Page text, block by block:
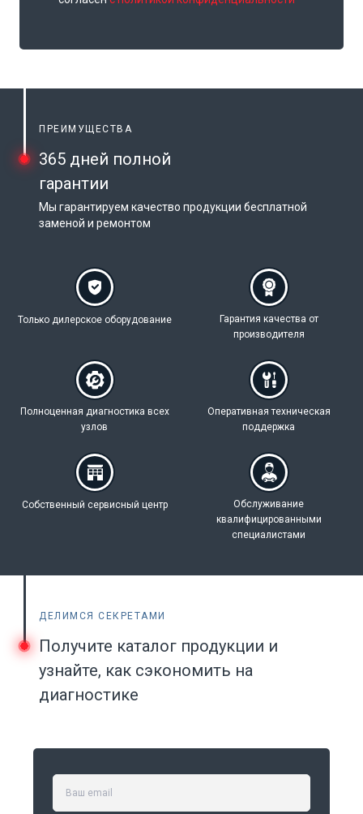
ПРЕИМУЩЕСТВА
365 дней полной
гарантии
Мы гарантируем качество продукции бесплатной
заменой и ремонтом
Только дилерское оборудование Гарантия качества от
производителя
Полноценная диагностика всех
узлов
Оперативная техническая
поддержка
Собственный сервисный центр
Обслуживание
квалифицированными
специалистами
ДЕЛИМСЯ СЕКРЕТАМИ
Получите каталог продукции и
узнайте, как сэкономить на
диагностике